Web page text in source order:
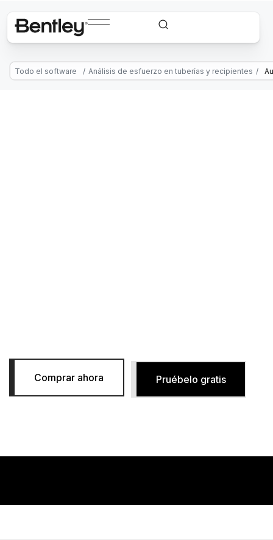
Todo el software / Análisis de esfuerzo en tuberías y recipientes /
Comprar ahora Pruébelo gratis